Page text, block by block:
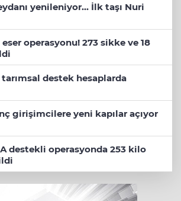
yenileniyor... İlk taşı Nuri
operasyonu! 273 sikke ve 18
destek hesaplarda
girişimcilere yeni kapılar açıyor
destekli operasyonda 253 kilo